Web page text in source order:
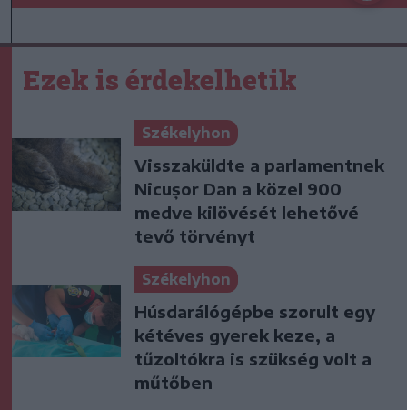
Ezek is érdekelhetik
Székelyhon
Visszaküldte a parlamentnek
Nicușor Dan a közel 900
medve kilövését lehetővé
tevő törvényt
Székelyhon
Húsdarálógépbe szorult egy
kétéves gyerek keze, a
tűzoltókra is szükség volt a
műtőben